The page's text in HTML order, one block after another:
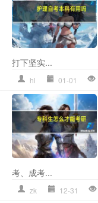
打下坚实...
hl 01-01
考、成考...
zk 12-31